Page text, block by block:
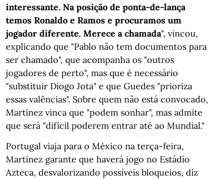
interessante. Na posição de ponta-de-lança
temos Ronaldo e Ramos e procuramos um
jogador diferente. Merece a chamada", vincou,
explicando que "Pablo não tem documentos para
ser chamado", que acompanha os "outros
jogadores de perto", mas que é necessário
"substituir Diogo Jota" e que Guedes "prioriza
essas valências". Sobre quem não está convocado,
Martínez vinca que "podem sonhar", mas admite
que será "difícil poderem entrar até ao Mundial."
Portugal viaja para o México na terça-feira,
Martínez garante que haverá jogo no Estádio
Azteca, desvalorizando possíveis bloqueios, diz